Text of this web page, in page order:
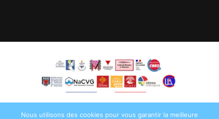
Nous utilisons des cookies pour vous garantir la meilleure